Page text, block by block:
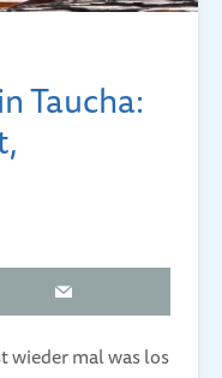
Taucha:
wieder mal was los